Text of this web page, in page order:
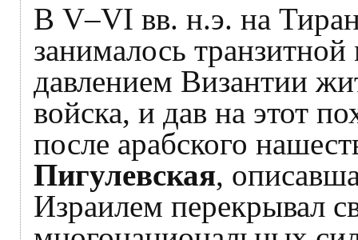
В V–VI вв. н.э. на
занималось
давлением Византии
войска, и дав на этот
после арабского
Пигулевская,
Израилем перекрывал